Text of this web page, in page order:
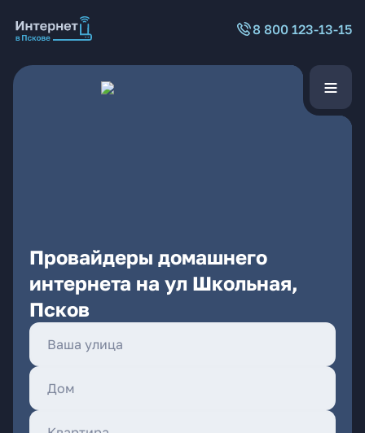
8 800 123-13-15
Провайдеры домашнего
интернета на ул Школьная,
Псков